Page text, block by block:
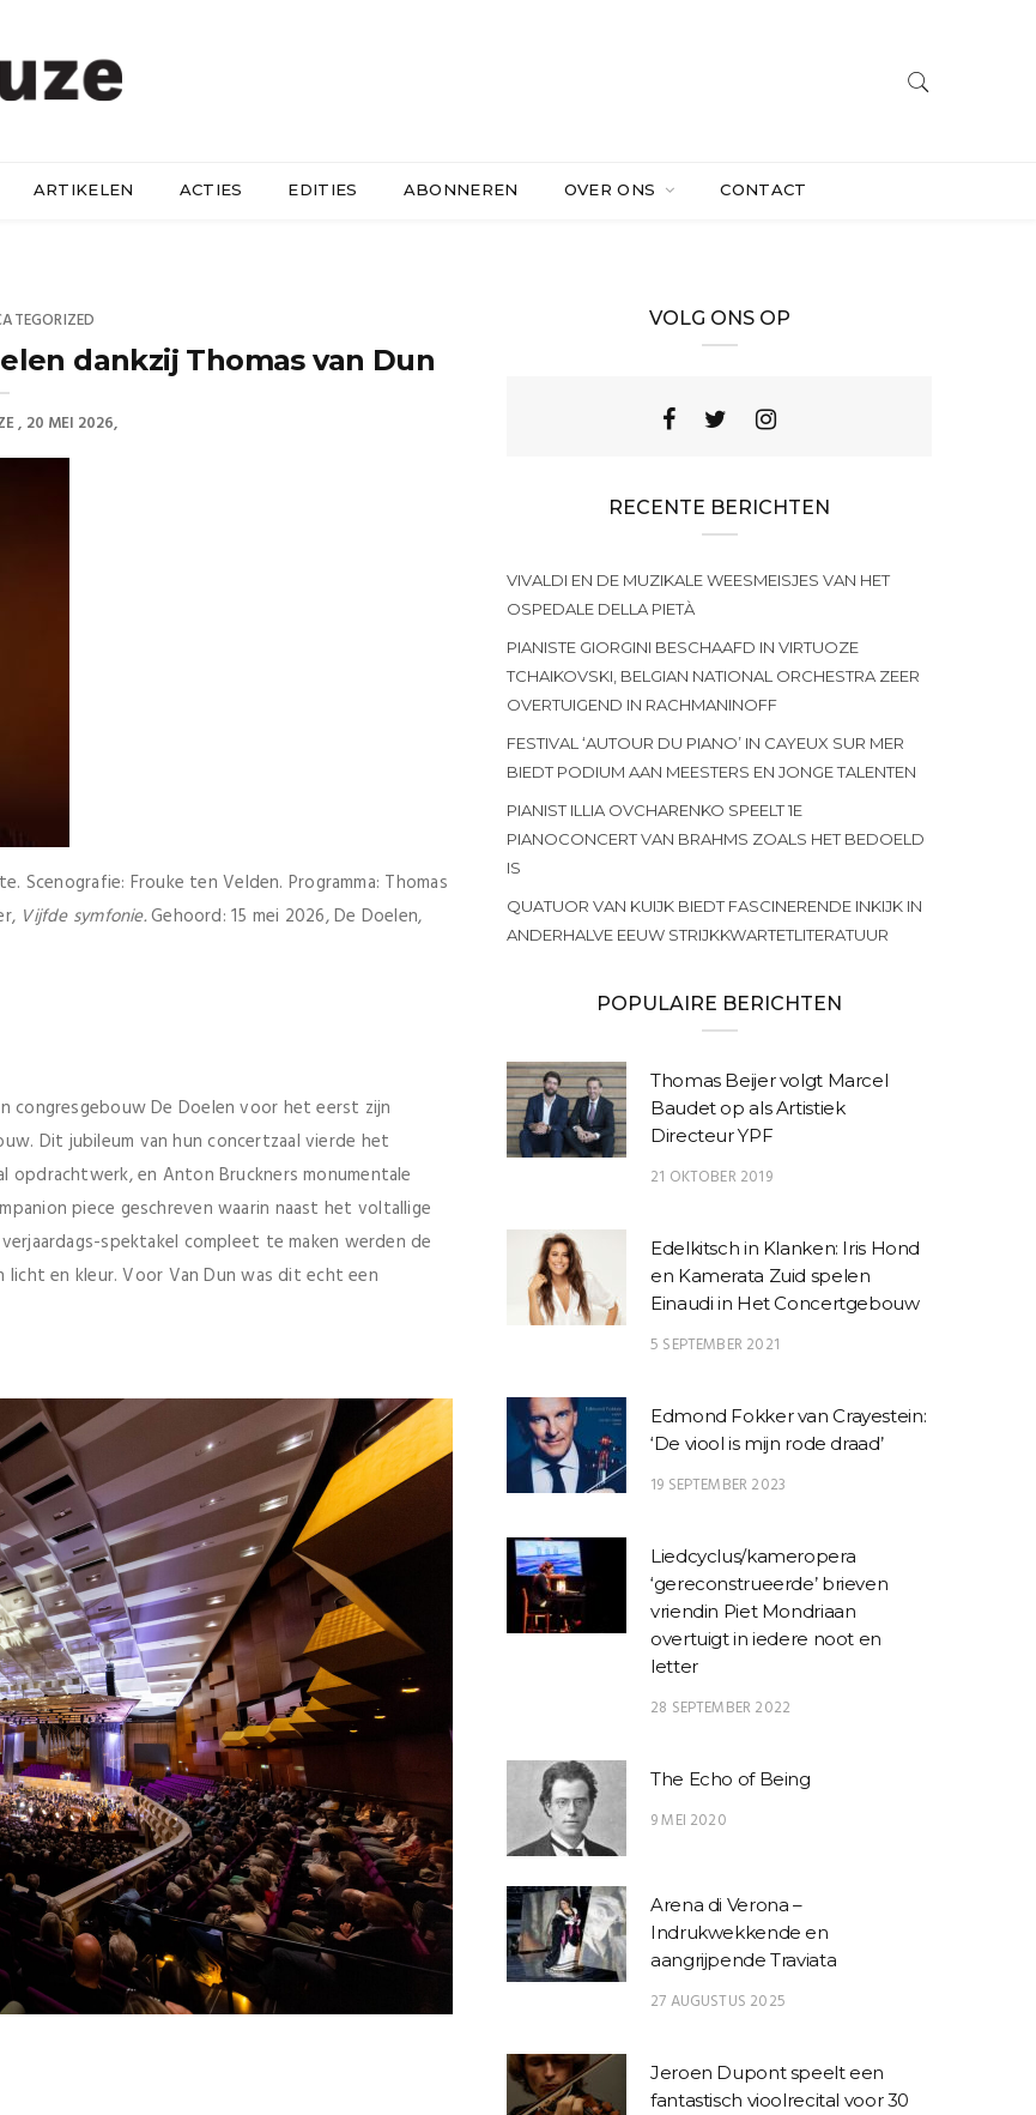
ARTIKELEN ACTIES EDITIES ABONNEREN OVER ONS CONTACT
dankzij Thomas van Dun
20 MEI 2026
Scenografie: Frouke ten Velden. Programma: Thomas
Vijfde symfonie.Gehoord: 15 mei 2026, De Doelen,
congresgebouw De Doelen voor het eerst zijn
Dit jubileum van hun concertzaal vierde het
opdrachtwerk, en Anton Bruckners monumentale
piece geschreven waarin naast het voltallige
spektakel compleet te maken werden de
en kleur. Voor Van Dun was dit echt een
VOLG ONS OP
RECENTE BERICHTEN
VIVALDI EN DE MUZIKALE WEESMEISJES VAN HET
OSPEDALE DELLA PIETÀ
PIANISTE GIORGINI BESCHAAFD IN VIRTUOZE
TCHAIKOVSKI, BELGIAN NATIONAL ORCHESTRA ZEER
OVERTUIGEND IN RACHMANINOFF
FESTIVAL ‘AUTOUR DU PIANO’ IN CAYEUX SUR MER
BIEDT PODIUM AAN MEESTERS EN JONGE TALENTEN
PIANIST ILLIA OVCHARENKO SPEELT 1E
PIANOCONCERT VAN BRAHMS ZOALS HET BEDOELD
IS
QUATUOR VAN KUIJK BIEDT FASCINERENDE INKIJK IN
ANDERHALVE EEUW STRIJKKWARTETLITERATUUR
POPULAIRE BERICHTEN
Thomas Beijer volgt Marcel
Baudet op als Artistiek
Directeur YPF
21 OKTOBER 2019
Edelkitsch in Klanken: Iris Hond
en Kamerata Zuid spelen
Einaudi in Het Concertgebouw
5 SEPTEMBER 2021
Edmond Fokker van Crayestein:
‘De viool is mijn rode draad’
19 SEPTEMBER 2023
Liedcyclus/kameropera
‘gereconstrueerde’ brieven
vriendin Piet Mondriaan
overtuigt in iedere noot en
letter
28 SEPTEMBER 2022
The Echo of Being
9 MEI 2020
Arena di Verona –
Indrukwekkende en
aangrijpende Traviata
27 AUGUSTUS 2025
Jeroen Dupont speelt een
fantastisch vioolrecital voor 30